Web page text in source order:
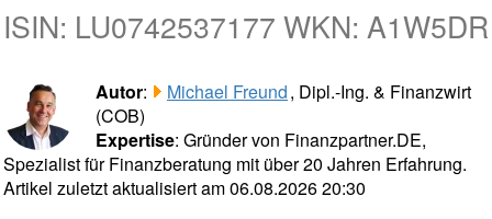
ISIN: LU0742537177 WKN: A1W5DR
Autor: Michael Freund, Dipl.-Ing. & Finanzwirt
(COB)
Expertise: Gründer von Finanzpartner.DE,
Spezialist für Finanzberatung mit über 20 Jahren Erfahrung.
Artikel zuletzt aktualisiert am 06.08.2026 20:30